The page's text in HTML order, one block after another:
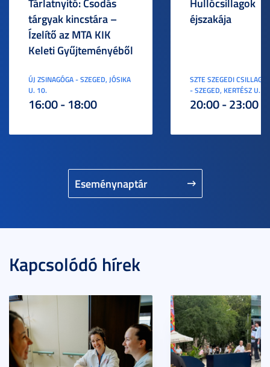
Eseménynaptár
Tárlatnyitó: Csodás
tárgyak kincstára –
Ízelítő az MTA KIK
Keleti Gyűjteményéből
ÚJ ZSINAGÓGA - SZEGED, JÓSIKA
U. 10.
16:00 - 18:00
Hullócsillagok
éjszakája
SZTE SZEGEDI
- SZEGED, KERTÉSZ U. 3.
20:00 - 23:00
Kapcsolódó hírek